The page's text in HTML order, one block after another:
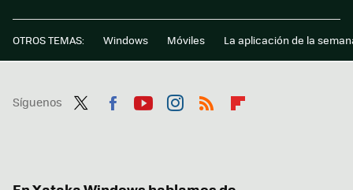
OTROS TEMAS: Windows Móviles La aplicación de la
Síguenos